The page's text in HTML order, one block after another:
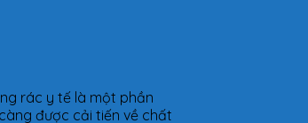
rác y tế là một phần
được cải tiến về chất